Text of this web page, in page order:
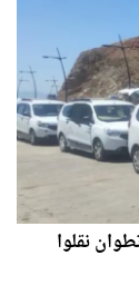
نقلوا